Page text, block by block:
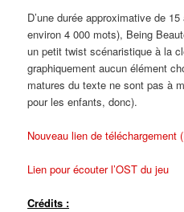
D’une durée approximative de
environ 4 000 mots), Being
un petit twist scénaristique à la
graphiquement aucun élément
matures du texte ne sont pas à
pour les enfants, donc).
Nouveau lien de
Lien pour écouter l’OST du jeu
Crédits :